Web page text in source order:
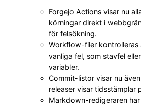
Forgejo Actions visar nu
körningar direkt i
för felsökning.
Workflow-filer kontrolleras
vanliga fel, som stavfel
variabler.
Commit-listor visar nu
releaser visar tidsstämplar
Markdown-redigeraren